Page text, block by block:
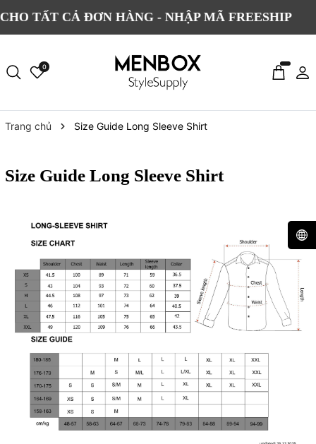
TẤT CẢ ĐƠN HÀNG - NHẬP MÃ FREESHIP
0
Trang chủ Size Guide Long Sleeve Shirt
Size Guide Long Sleeve Shirt